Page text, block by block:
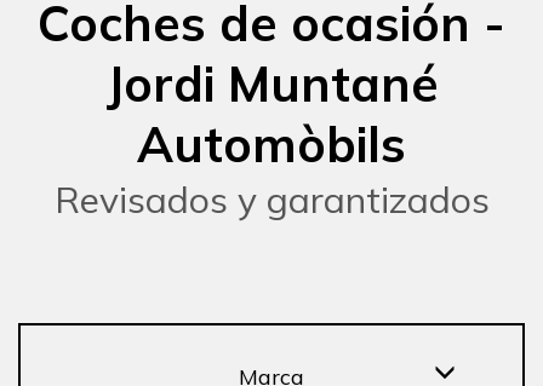
Coches de ocasión -
Jordi Muntané
Automòbils
Revisados y garantizados
Marca